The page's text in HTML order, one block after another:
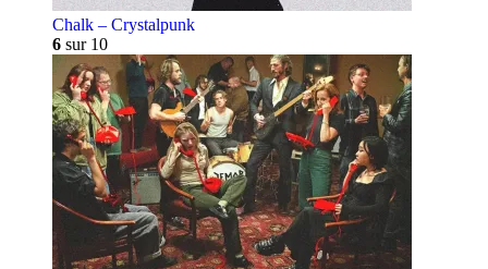
Chalk – Crystalpunk
6 sur 10